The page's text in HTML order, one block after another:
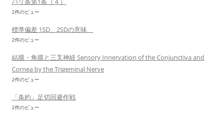
2件のビュー
標準偏差 1SD、2SDの意味
2件のビュー
結膜・角膜と三叉神経 Sensory Innervation of the Conjunctiva and
Cornea by the Trigeminal Nerve
2件のビュー
「条約」足切回避作戦
2件のビュー